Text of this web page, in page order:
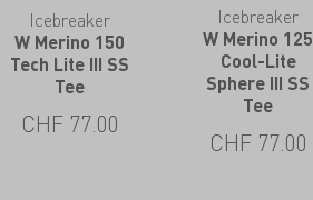
Icebreaker
W Merino 150
Tech Lite III SS
Tee
CHF 77.00
Icebreaker
W Merino 125
Cool-Lite
Sphere III SS
Tee
CHF 77.00